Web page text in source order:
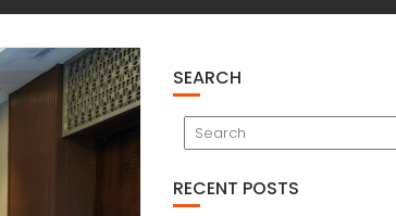
SEARCH
RECENT POSTS